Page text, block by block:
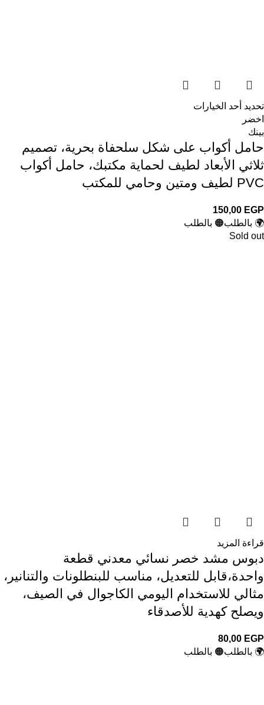
تحديد أحد الخيارات
اخضر
بينك
حامل أكواب على شكل سلحفاة بحرية، تصميم
ثلاثي الأبعاد لطيف لحماية مكتبك، حامل أكواب
PVC لطيف ومتين وحامي للمكتب
150,00 EGP
🌍 بالطلب🟠 بالطلب
Sold out
قراءة المزيد
دبوس مشد خصر نسائي معدني قطعة
واحدة،قابل للتعديل، مناسب للبنطلونات والتنانير،
مثالي للاستخدام اليومي الكاجوال في الصيف،
ويصلح كهدية للأصدقاء
80,00 EGP
🌍 بالطلب🟠 بالطلب